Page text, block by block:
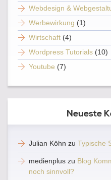
Webdesign &
Werbewirkung (1)
Wirtschaft (4)
Wordpress Tutorials (10)
Youtube (7)
Neueste
Julian Köhn zu Typische
medienplus zu Blog
noch sinnvoll?